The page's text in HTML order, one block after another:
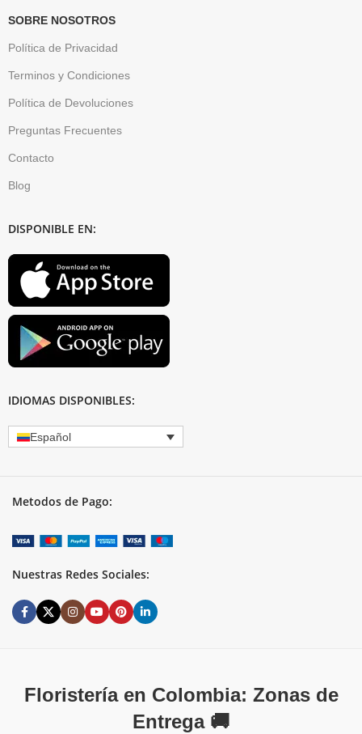
SOBRE NOSOTROS
Política de Privacidad
Terminos y Condiciones
Política de Devoluciones
Preguntas Frecuentes
Contacto
Blog
DISPONIBLE EN:
IDIOMAS DISPONIBLES:
Español
Metodos de Pago:
Nuestras Redes Sociales:
Floristería en Colombia: Zonas de
Entrega 🚚